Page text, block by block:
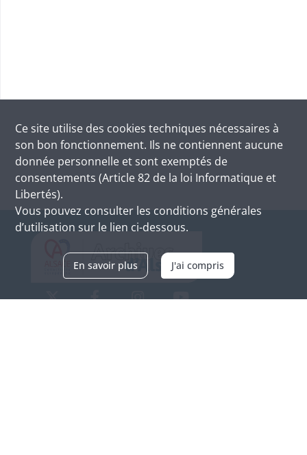
Ce site utilise des cookies techniques nécessaires à
son bon fonctionnement. Ils ne contiennent aucune
donnée personnelle et sont exemptés de
consentements (Article 82 de la loi Informatique et
Libertés).
Vous pouvez consulter les conditions générales
d’utilisation sur le lien ci-dessous.
En savoir plus J'ai compris